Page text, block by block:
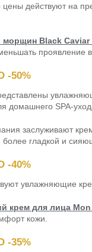
действуют на
морщин Black Caviar
проявление
-50%
домашнего SPA-
заслуживают
гладкой и
-40%
увлажняющие
крем для лица Mon
кожи.
-35%